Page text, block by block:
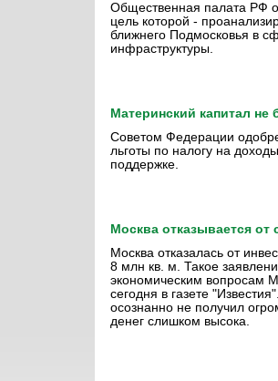
Общественная палата РФ
цель которой -
ближнего Подмосковья в
инфраструктуры.
Материнский капитал не
Советом Федерации
льготы по налогу на
поддержке.
Москва отказывается
Москва отказалась от
8 млн кв. м. Такое
экономическим вопросам
сегодня в газете
осознанно не получил
денег слишком высока.